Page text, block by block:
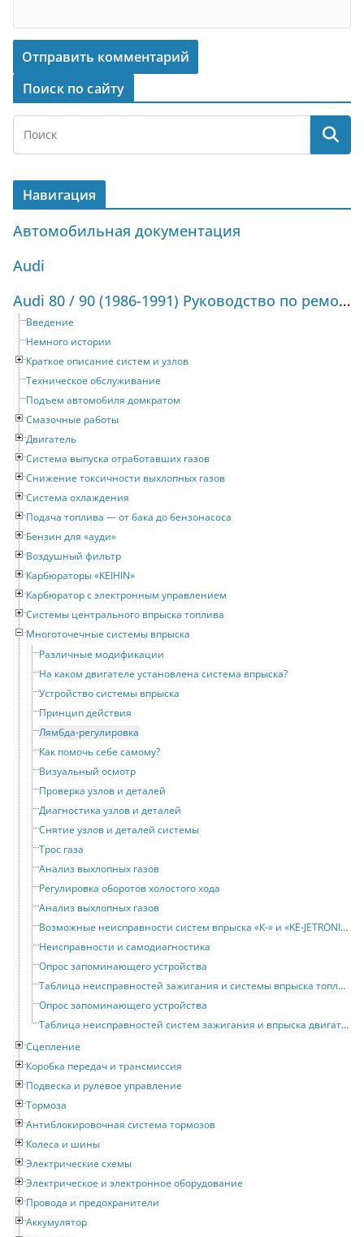
Поиск по сайту
Навигация
Автомобильная документация
Audi
Audi 80 / 90 (1986-1991) Руководство по ремонту и техническому обслуживанию
Введение
Немного истории
Краткое описание систем и узлов
Техническое обслуживание
Подъем автомобиля домкратом
Смазочные работы
Двигатель
Система выпуска отработавших газов
Снижение токсичности выхлопных газов
Система охлаждения
Подача топлива — от бака до бензонасоса
Бензин для «ауди»
Воздушный фильтр
Карбюраторы «KEIHIN»
Карбюратор с электронным управлением
Системы центрального впрыска топлива
Многоточечные системы впрыска
Различные модификации
На каком двигателе установлена система впрыска?
Устройство системы впрыска
Принцип действия
Лямбда-регулировка
Как помочь себе самому?
Визуальный осмотр
Проверка узлов и деталей
Диагностика узлов и деталей
Снятие узлов и деталей системы
Трос газа
Анализ выхлопных газов
Регулировка оборотов холостого хода
Анализ выхлопных газов
Возможные неисправности систем впрыска «К-» и «KE-JETRONIC»
Неисправности и самодиагностика
Опрос запоминающего устройства
Таблица неисправностей зажигания и системы впрыска топлива двигателей 3A и AAD
Опрос запоминающего устройства
Таблица неисправностей систем зажигания и впрыска двигателя NG
Сцепление
Коробка передач и трансмиссия
Подвеска и рулевое управление
Тормоза
Антиблокировочная система тормозов
Колеса и шины
Электрические схемы
Электрическое и электронное оборудование
Провода и предохранители
Аккумулятор